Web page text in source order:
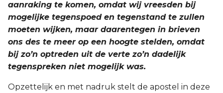
aanraking te komen, omdat wij vreesden bij
mogelijke tegenspoed en tegenstand te zullen
moeten wijken, maar daarentegen in brieven
ons des te meer op een hoogte stelden, omdat
bij zo’n optreden uit de verte zo’n dadelijk
tegenspreken niet mogelijk was.
Opzettelijk en met nadruk stelt de apostel in deze